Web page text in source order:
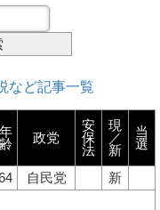
など記事一覧
年
齢
政党
安
保
法
現
／
新
当
選
自民党
新